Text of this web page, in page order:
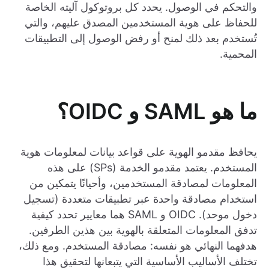
والتحكم في الوصول. يحدد كل بروتوكول آليته الخاصة
للحفاظ على هوية المستخدمين المصدق عليهم، والتي
تُستخدم بعد ذلك لمنح أو رفض الوصول إلى التطبيقات
المحمية.
ما هو SAML و OIDC؟
يحافظ مقدمو الهوية على قواعد بيانات لمعلومات هوية
المستخدم. يعتمد مقدمو الخدمة (SPs) على هذه
المعلومات لمصادقة المستخدمين، وأحيانًا يتمكين من
استخدام مصادقة واحدة عبر تطبيقات متعددة (تسجيل
دخول موحد). OIDC و SAML هما معايير تحدد كيفية
تدفق المعلومات المتعلقة بالهوية بين هذين الطرفين.
هدفهما النهائي هو نفسه: مصادقة المستخدم. ومع ذلك،
تختلف الأساليب الأساسية التي يتبعانها لتحقيق هذا